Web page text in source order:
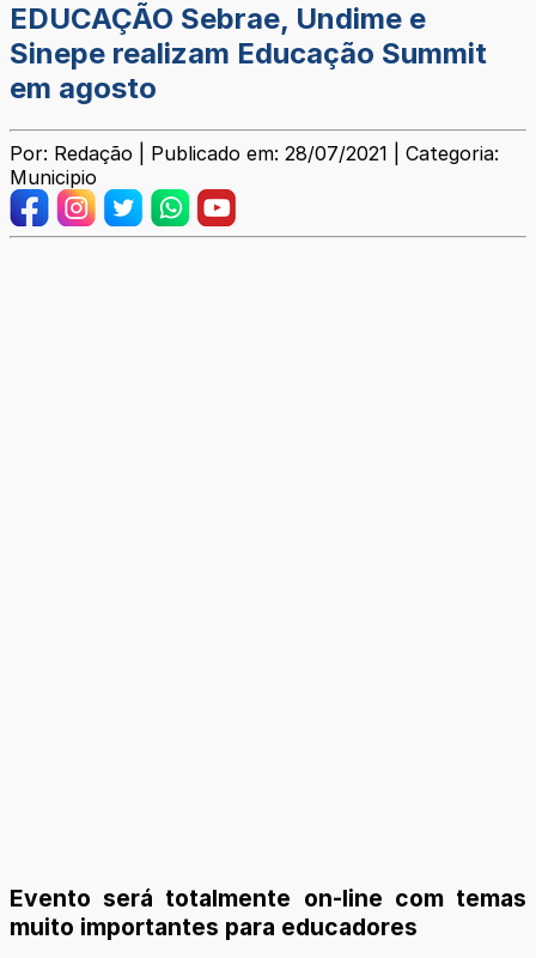
EDUCAÇÃO Sebrae, Undime e
Sinepe realizam Educação Summit
em agosto
Por: Redação | Publicado em: 28/07/2021 | Categoria:
Municipio
Evento será totalmente on-line com temas
muito importantes para educadores